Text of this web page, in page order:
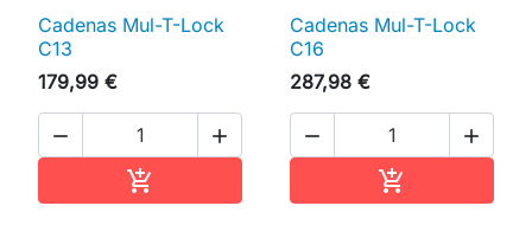
Cadenas Mul-T-Lock
C13
179,99 €
 

Cadenas Mul-T-Lock
C16
287,98 €
 
